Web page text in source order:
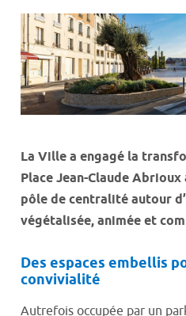
La Ville a engagé la
Place Jean-Claude
pôle de centralité autour
végétalisée, animée et
Des espaces embellis
convivialité
Autrefois occupée par un